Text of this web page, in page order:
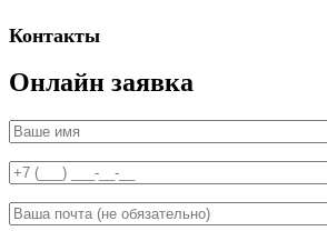
Контакты
Онлайн заявка